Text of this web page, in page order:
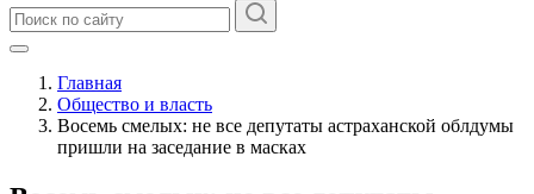
Главная
Общество и власть
Восемь смелых: не все депутаты астраханской облдумы
пришли на заседание в масках